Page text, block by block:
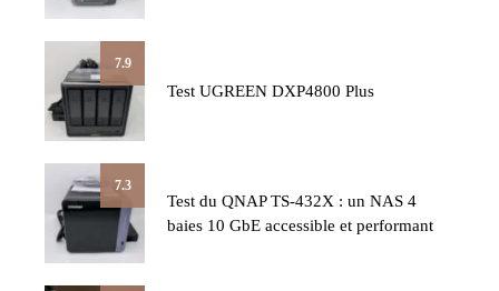
7.9
Test UGREEN DXP4800 Plus
7.3
Test du QNAP TS-432X : un NAS 4
baies 10 GbE accessible et performant